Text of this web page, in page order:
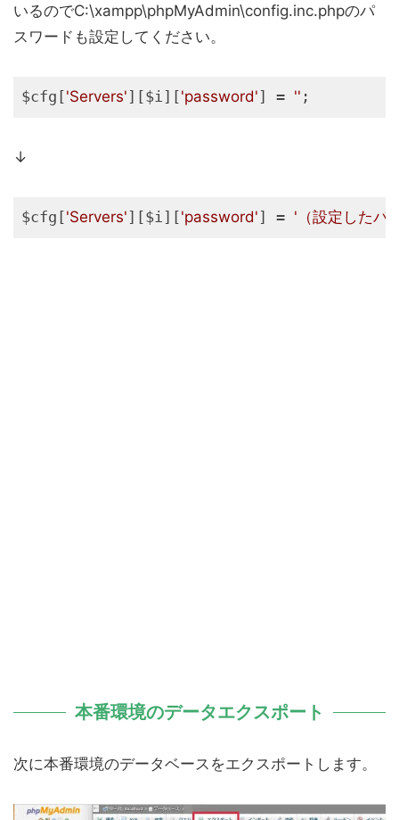
いるのでC:\xampp\phpMyAdmin\config.inc.phpのパ
スワードも設定してください。
$cfg['Servers' ][$i]['password' ] = ''
↓
$cfg['Servers' ][$i]['password' ] = '（設定したパ
本番環境のデータエクスポート
次に本番環境のデータベースをエクスポートします。